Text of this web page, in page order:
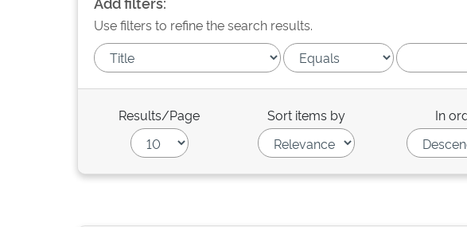
Use filters to refine the search results.
Results/Page Sort items by In